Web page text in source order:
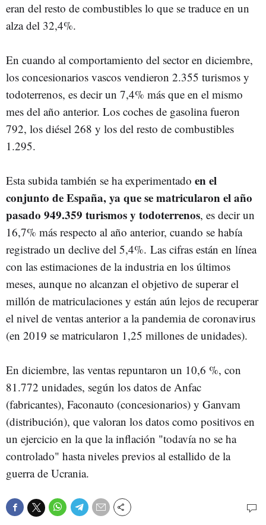
eran del resto de combustibles lo que se traduce en un
alza del 32,4%.
En cuando al comportamiento del sector en diciembre,
los concesionarios vascos vendieron 2.355 turismos y
todoterrenos, es decir un 7,4% más que en el mismo
mes del año anterior. Los coches de gasolina fueron
792, los diésel 268 y los del resto de combustibles
1.295.
Esta subida también se ha experimentado en el
conjunto de España, ya que se matricularon el año
pasado 949.359 turismos y todoterrenos, es decir un
16,7% más respecto al año anterior, cuando se había
registrado un declive del 5,4%. Las cifras están en línea
con las estimaciones de la industria en los últimos
meses, aunque no alcanzan el objetivo de superar el
millón de matriculaciones y están aún lejos de recuperar
el nivel de ventas anterior a la pandemia de coronavirus
(en 2019 se matricularon 1,25 millones de unidades).
En diciembre, las ventas repuntaron un 10,6 %, con
81.772 unidades, según los datos de Anfac
(fabricantes), Faconauto (concesionarios) y Ganvam
(distribución), que valoran los datos como positivos en
un ejercicio en la que la inflación "todavía no se ha
controlado" hasta niveles previos al estallido de la
guerra de Ucrania.